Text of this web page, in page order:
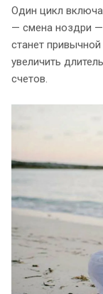
Один цикл
— смена ноздри —
станет
увеличить
счетов.